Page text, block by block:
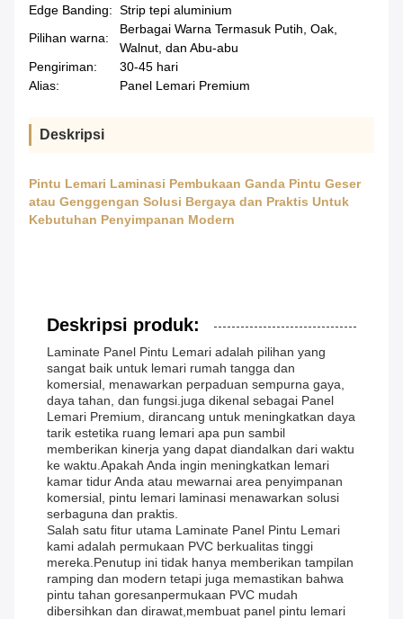
Edge Banding: Strip tepi aluminium
Pilihan warna:
Berbagai Warna Termasuk Putih, Oak,
Walnut, dan Abu-abu
Pengiriman:
30-45 hari
Alias:
Panel Lemari Premium
Deskripsi
Pintu Lemari Laminasi Pembukaan Ganda Pintu Geser
atau Genggengan Solusi Bergaya dan Praktis Untuk
Kebutuhan Penyimpanan Modern
Deskripsi produk:
Laminate Panel Pintu Lemari adalah pilihan yang
sangat baik untuk lemari rumah tangga dan
komersial, menawarkan perpaduan sempurna gaya,
daya tahan, dan fungsi.juga dikenal sebagai Panel
Lemari Premium, dirancang untuk meningkatkan daya
tarik estetika ruang lemari apa pun sambil
memberikan kinerja yang dapat diandalkan dari waktu
ke waktu.Apakah Anda ingin meningkatkan lemari
kamar tidur Anda atau mewarnai area penyimpanan
komersial, pintu lemari laminasi menawarkan solusi
serbaguna dan praktis.
Salah satu fitur utama Laminate Panel Pintu Lemari
kami adalah permukaan PVC berkualitas tinggi
mereka.Penutup ini tidak hanya memberikan tampilan
ramping dan modern tetapi juga memastikan bahwa
pintu tahan goresanpermukaan PVC mudah
dibersihkan dan dirawat,membuat panel pintu lemari